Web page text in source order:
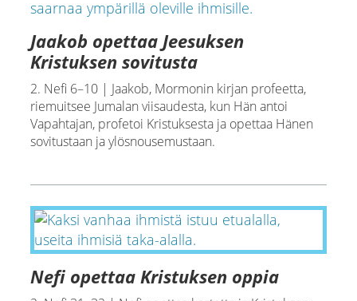
Jaakob opettaa Jeesuksen
Kristuksen sovitusta
2. Nefi 6–10 | Jaakob, Mormonin kirjan profeetta,
riemuitsee Jumalan viisaudesta, kun Hän antoi
Vapahtajan, profetoi Kristuksesta ja opettaa Hänen
sovitustaan ja ylösnousemustaan.
Nefi opettaa Kristuksen oppia